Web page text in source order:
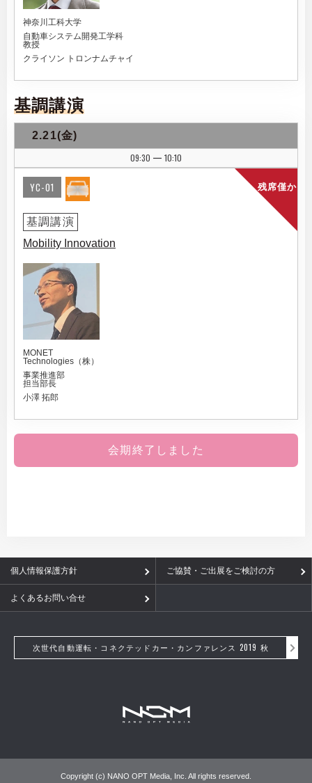
神奈川工科大学
自動車システム開発工学科
教授
クライソン トロンナムチャイ
基調講演
2.21(金)
09:30
| 10:10
残席僅か
YC-01
基調講演
Mobility Innovation
MONET
Technologies（株）
事業推進部
担当部長
小澤 拓郎
会期終了しました
個人情報保護方針 ご協賛・ご出展をご検討の方
よくあるお問い合せ
次世代自動運転・コネクテッドカー・カンファレンス 2019 秋
Copyright (c) NANO OPT Media, Inc. All rights reserved.